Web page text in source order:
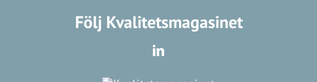
Följ Kvalitetsmagasinet